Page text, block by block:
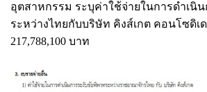
อุตสาหกรรม ระบุค่าใช้จ่ายในการดำเนิ
ระหว่างไทยกับบริษัท คิงส์เกต คอนโซดิเด
217,788,100 บาท